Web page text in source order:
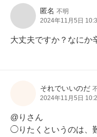
匿名 不明
2024年11月5日
大丈夫ですか？なにか
それでいいのだ
2024年11月5日
@りさん
◯りたくというのは、